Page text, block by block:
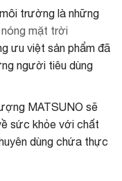
trường là những
mặt trời
ưu việt sản phẩm đã
người tiêu dùng
MATSUNO sẽ
sức khỏe với chất
dùng chứa thực